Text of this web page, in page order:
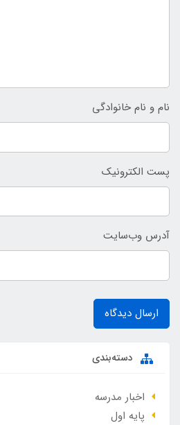
نام و نام خانوادگی
پست الکترونیک
آدرس وب‌سایت
ارسال دیدگاه
دسته‌بندی
اخبار مدرسه
پایه اول